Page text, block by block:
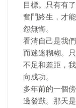
目標。只有有
奮鬥終生，才
怨無悔。
看清自己是我
而迷迷糊糊。
不足和差距，
向成功。
多年前的一個
邊發獃。那天